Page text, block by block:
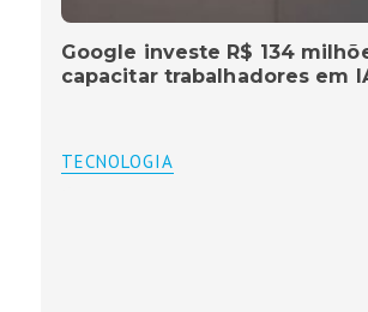
Google investe R$ 134
capacitar trabalhadores em
TECNOLOGIA